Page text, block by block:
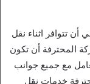
أن تتوافر اثناء نقل
المحترفة أن تكون
مع جميع جوانب
خدمات نقل